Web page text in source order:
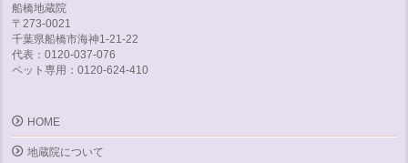
船橋地蔵院
〒273-0021
千葉県船橋市海神1-21-22
代表：0120-037-076
ペット専用：0120-624-410
HOME
地蔵院について